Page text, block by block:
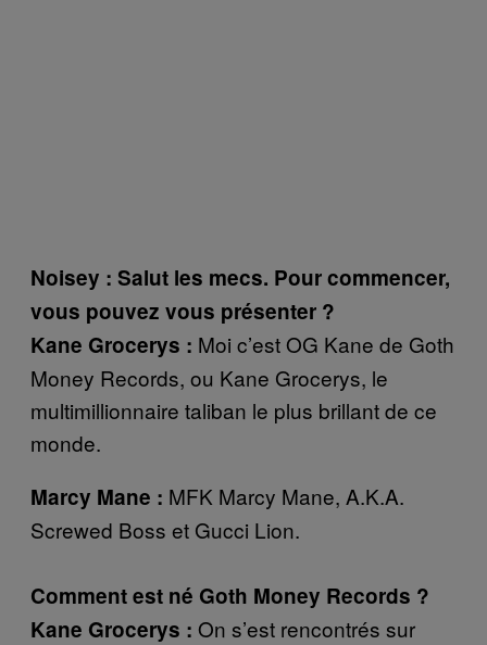
Noisey : Salut les mecs. Pour commencer,
vous pouvez vous présenter ?
Kane Grocerys : Moi c’est OG Kane de Goth
Money Records, ou Kane Grocerys, le
multimillionnaire taliban le plus brillant de ce
monde.
Marcy Mane : MFK Marcy Mane, A.K.A.
Screwed Boss et Gucci Lion.
Comment est né Goth Money Records ?
Kane Grocerys : On s’est rencontrés sur